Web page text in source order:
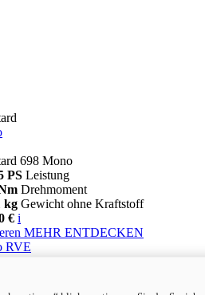
698 Mono
PS Leistung
Drehmoment
kg Gewicht ohne Kraftstoff
€ i
MEHR ENTDECKEN
RVE
PS
Leistung